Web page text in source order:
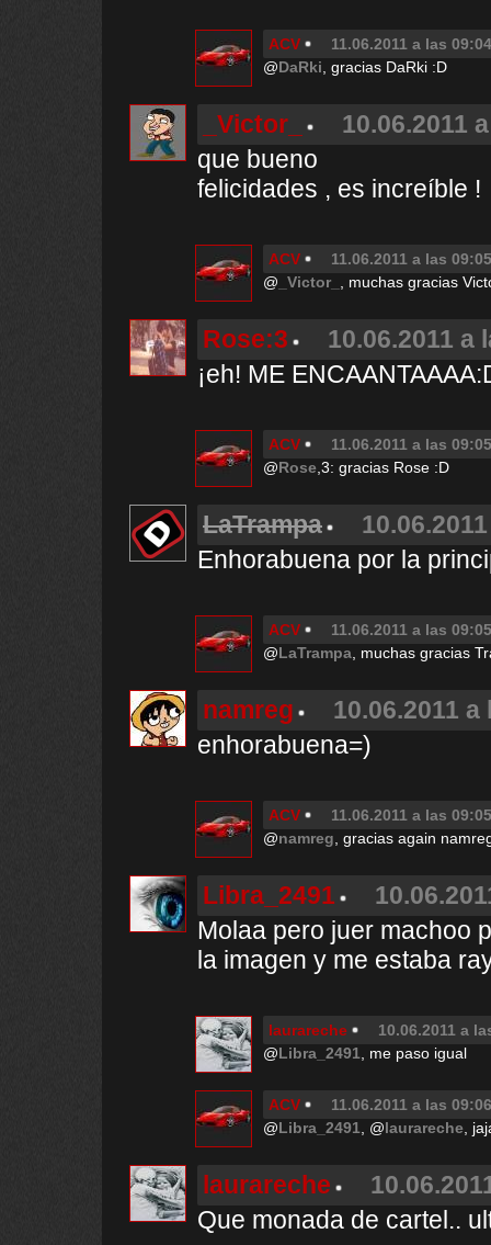
ACV
11.06.2011 a las 09:04
@DaRki , gracias DaRki :D
_Victor_
10.06.2011
que bueno
felicidades , es increíble !
ACV
11.06.2011 a las 09:05
@ _Victor_ , muchas gracias
Rose:3
10.06.2011 a
¡eh! ME
ACV
11.06.2011 a las 09:05
@Rose ,3: gracias Rose :D
LaTrampa
Enhorabuena por la
ACV
11.06.2011 a las 09:05
@LaTrampa , muchas gracias
namreg
10.06.2011 a
enhorabuena=)
ACV
11.06.2011 a las 09:05
@namreg , gracias again
Libra_2491
Molaa pero juer machoo
la imagen y me estaba
laurareche
10.06.2011 a
@Libra_2491 , me paso igual
ACV
11.06.2011 a las 09:06
@Libra_2491 , @laurareche ,
laurareche
Que monada de cartel..